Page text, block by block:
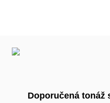
Doporučená tonáž